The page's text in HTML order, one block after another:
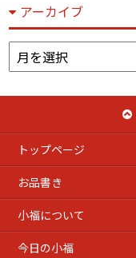
アーカイブ
ア
ー
ブ
トップページ
お品書き
小福について
今日の小福